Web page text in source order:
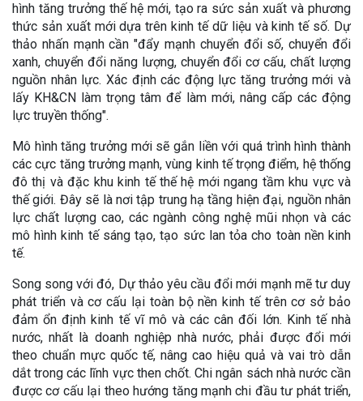
hình tăng trưởng thế hệ mới, tạo ra sức sản xuất và phương
thức sản xuất mới dựa trên kinh tế dữ liệu và kinh tế số. Dự
thảo nhấn mạnh cần "đẩy mạnh chuyển đổi số, chuyển đổi
xanh, chuyển đổi năng lượng, chuyển đổi cơ cấu, chất lượng
nguồn nhân lực. Xác định các động lực tăng trưởng mới và
lấy KH&CN làm trọng tâm để làm mới, nâng cấp các động
lực truyền thống".
Mô hình tăng trưởng mới sẽ gắn liền với quá trình hình thành
các cực tăng trưởng mạnh, vùng kinh tế trọng điểm, hệ thống
đô thị và đặc khu kinh tế thế hệ mới ngang tầm khu vực và
thế giới. Đây sẽ là nơi tập trung hạ tầng hiện đại, nguồn nhân
lực chất lượng cao, các ngành công nghệ mũi nhọn và các
mô hình kinh tế sáng tạo, tạo sức lan tỏa cho toàn nền kinh
tế.
Song song với đó, Dự thảo yêu cầu đổi mới mạnh mẽ tư duy
phát triển và cơ cấu lại toàn bộ nền kinh tế trên cơ sở bảo
đảm ổn định kinh tế vĩ mô và các cân đối lớn. Kinh tế nhà
nước, nhất là doanh nghiệp nhà nước, phải được đổi mới
theo chuẩn mực quốc tế, nâng cao hiệu quả và vai trò dẫn
dắt trong các lĩnh vực then chốt. Chi ngân sách nhà nước cần
được cơ cấu lại theo hướng tăng mạnh chi đầu tư phát triển,